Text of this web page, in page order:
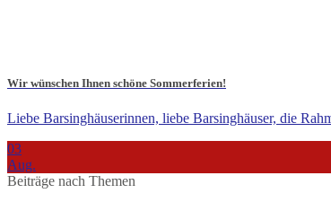
Wir wünschen Ihnen schöne Sommerferien!
Liebe Barsinghäuserinnen, liebe Barsinghäuser, die
03
Aug.
Beiträge nach Themen